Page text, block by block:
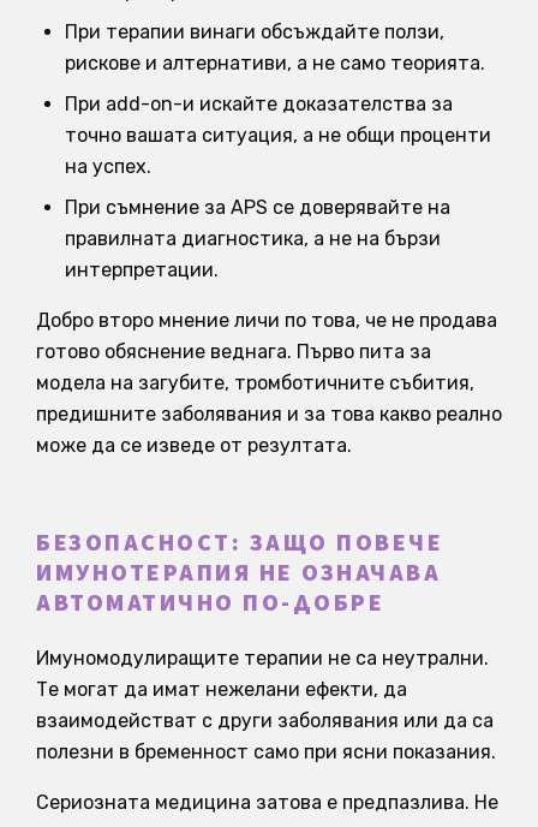
При терапии винаги обсъждайте ползи,
рискове и алтернативи, а не само теорията.
При add-on-и искайте доказателства за
точно вашата ситуация, а не общи проценти
на успех.
При съмнение за APS се доверявайте на
правилната диагностика, а не на бързи
интерпретации.
Добро второ мнение личи по това, че не продава
готово обяснение веднага. Първо пита за
модела на загубите, тромботичните събития,
предишните заболявания и за това какво реално
може да се изведе от резултата.
БЕЗОПАСНОСТ: ЗАЩО ПОВЕЧЕ
ИМУНОТЕРАПИЯ НЕ ОЗНАЧАВА
АВТОМАТИЧНО ПО-ДОБРЕ
Имуномодулиращите терапии не са неутрални.
Те могат да имат нежелани ефекти, да
взаимодействат с други заболявания или да са
полезни в бременност само при ясни показания.
Сериозната медицина затова е предпазлива. Не